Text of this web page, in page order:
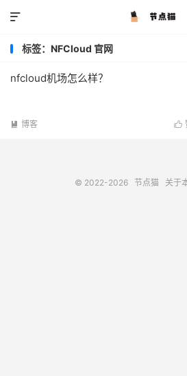

标签：NFCloud 官网
nfcloud机场怎么样？

 博客
© 2022-2026 节点猫 关于